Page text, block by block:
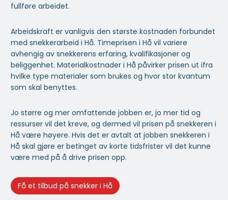
fullføre arbeidet.
Arbeidskraft er vanligvis den største kostnaden forbundet
med snekkerarbeid i Hå. Timeprisen i Hå vil variere
avhengig av snekkerens erfaring, kvalifikasjoner og
beliggenhet. Materialkostnader i Hå påvirker prisen ut ifra
hvilke type materialer som brukes og hvor stor kvantum
som skal benyttes.
Jo større og mer omfattende jobben er, jo mer tid og
ressurser vil det kreve, og dermed vil prisen på snekkeren i
Hå være høyere. Hvis det er avtalt at jobben snekkeren i
Hå skal gjøre er betinget av korte tidsfrister vil det kunne
være med på å drive prisen opp.
Få et tilbud på snekker i Hå